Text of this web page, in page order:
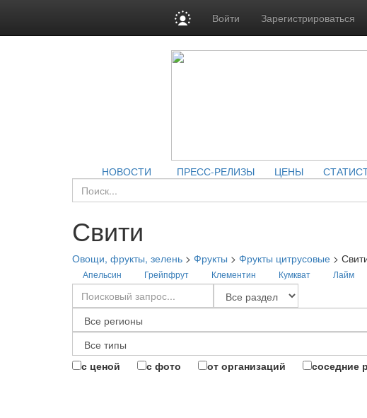
Войти Зарегистрироваться
НОВОСТИ ПРЕСС-РЕЛИЗЫ ЦЕНЫ
Свити
Овощи, фрукты, зелень > Фрукты > Фрукты цитрусовые >
Апельсин Грейпфрут Клементин Кумкват Лайм
с ценой с фото от организаций соседние